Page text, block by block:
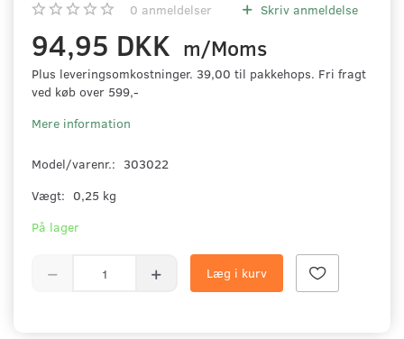
0 anmeldelser Skriv anmeldelse
94,95 DKK m/Moms
Plus leveringsomkostninger. 39,00 til pakkehops. Fri fragt
ved køb over 599,-
Mere information
Model/varenr.: 303022
Vægt: 0,25 kg
På lager
Læg i kurv